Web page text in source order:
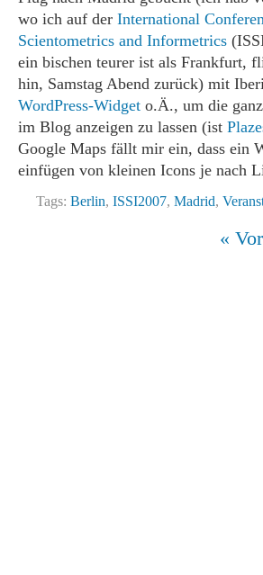
wo ich auf der International
Scientometrics and Informetrics
ein bischen teurer ist als Frankfurt,
hin, Samstag Abend zurück) mit
WordPress-Widget o.Ä., um die
im Blog anzeigen zu lassen (ist
Google Maps fällt mir ein, dass ein
einfügen von kleinen Icons je nach
Tags: Berlin, ISSI2007, Madrid,
«